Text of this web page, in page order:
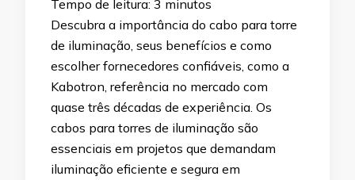
Tempo de leitura: 3 minutos
Descubra a importância do cabo para torre
de iluminação, seus benefícios e como
escolher fornecedores confiáveis, como a
Kabotron, referência no mercado com
quase três décadas de experiência. Os
cabos para torres de iluminação são
essenciais em projetos que demandam
iluminação eficiente e segura em